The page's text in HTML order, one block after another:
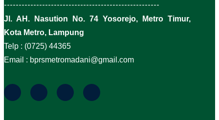
-----------------------------------------------------
Jl. AH. Nasution No. 74 Yosorejo, Metro Timur,
Kota Metro, Lampung
Telp : (0725) 44365
Email : bprsmetromadani@gmail.com